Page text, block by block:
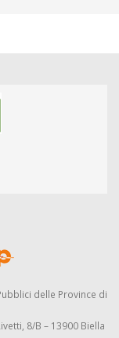
delle Province di
8/B – 13900 Biella